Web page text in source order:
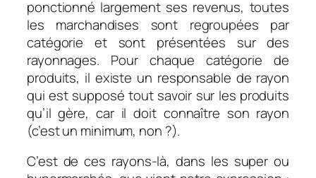
ponctionné largement ses revenus, toutes
les marchandises sont regroupées par
catégorie et sont présentées sur des
rayonnages. Pour chaque catégorie de
produits, il existe un responsable de rayon
qui est supposé tout savoir sur les produits
qu’il gère, car il doit connaître son rayon
(c’est un minimum, non ?).
C’est de ces rayons-là, dans les super ou